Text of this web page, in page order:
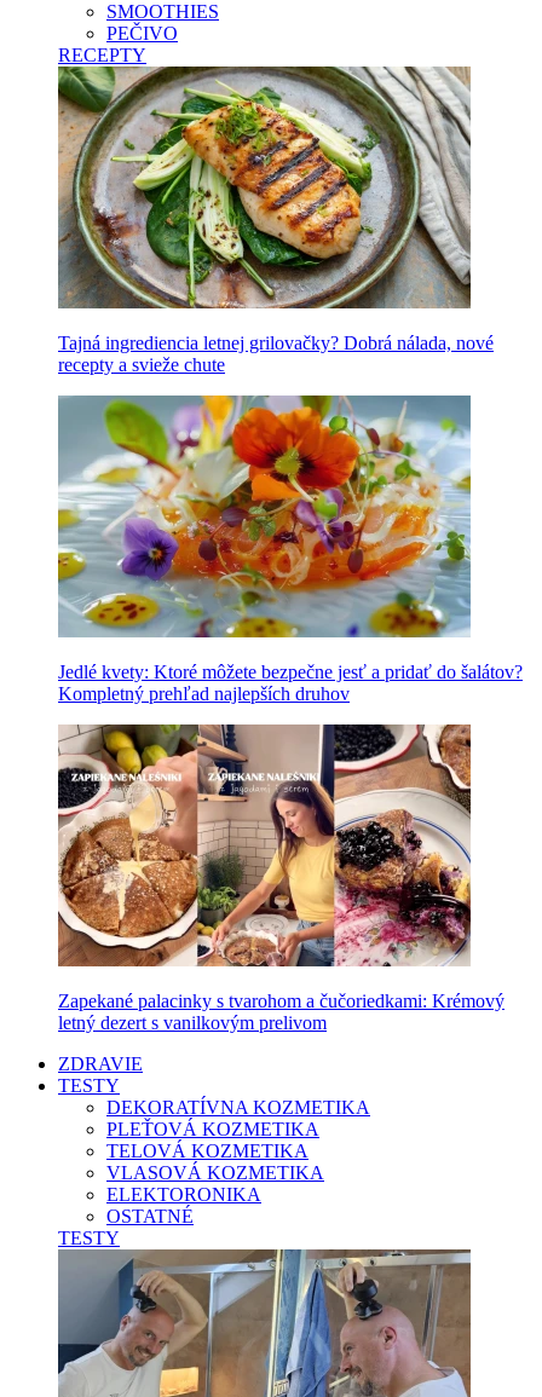
SMOOTHIES
PEČIVO
RECEPTY
Tajná ingrediencia letnej grilovačky? Dobrá nálada, nové
recepty a svieže chute
Jedlé kvety: Ktoré môžete bezpečne jesť a pridať do šalátov?
Kompletný prehľad najlepších druhov
Zapekané palacinky s tvarohom a čučoriedkami: Krémový
letný dezert s vanilkovým prelivom
ZDRAVIE
TESTY
DEKORATÍVNA KOZMETIKA
PLEŤOVÁ KOZMETIKA
TELOVÁ KOZMETIKA
VLASOVÁ KOZMETIKA
ELEKTORONIKA
OSTATNÉ
TESTY